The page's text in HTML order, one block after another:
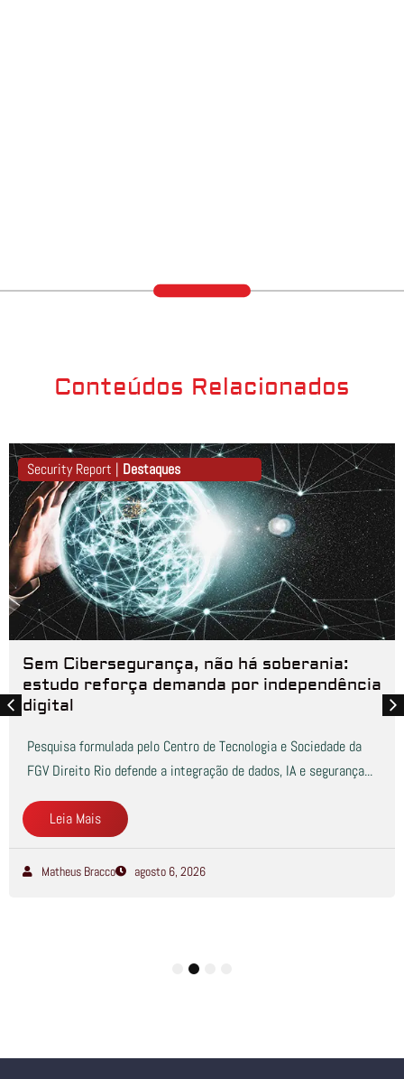
Conteúdos Relacionados
Security Report | Destaques
Sem Cibersegurança, não há soberania:
estudo reforça demanda por independência
digital
Pesquisa formulada pelo Centro de Tecnologia e Sociedade da
FGV Direito Rio defende a integração de dados, IA e segurança...
Leia Mais
Matheus Bracco agosto 6, 2026